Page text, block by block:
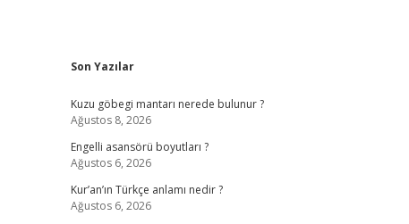
Sidebar
Son Yazılar
Kuzu göbegi mantarı nerede bulunur ?
Ağustos 8, 2026
Engelli asansörü boyutları ?
Ağustos 6, 2026
Kur’an’ın Türkçe anlamı nedir ?
Ağustos 6, 2026